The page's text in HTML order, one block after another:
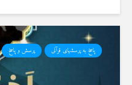
پاسخ به پرسشهای قرآنی پرسش و پاسخ